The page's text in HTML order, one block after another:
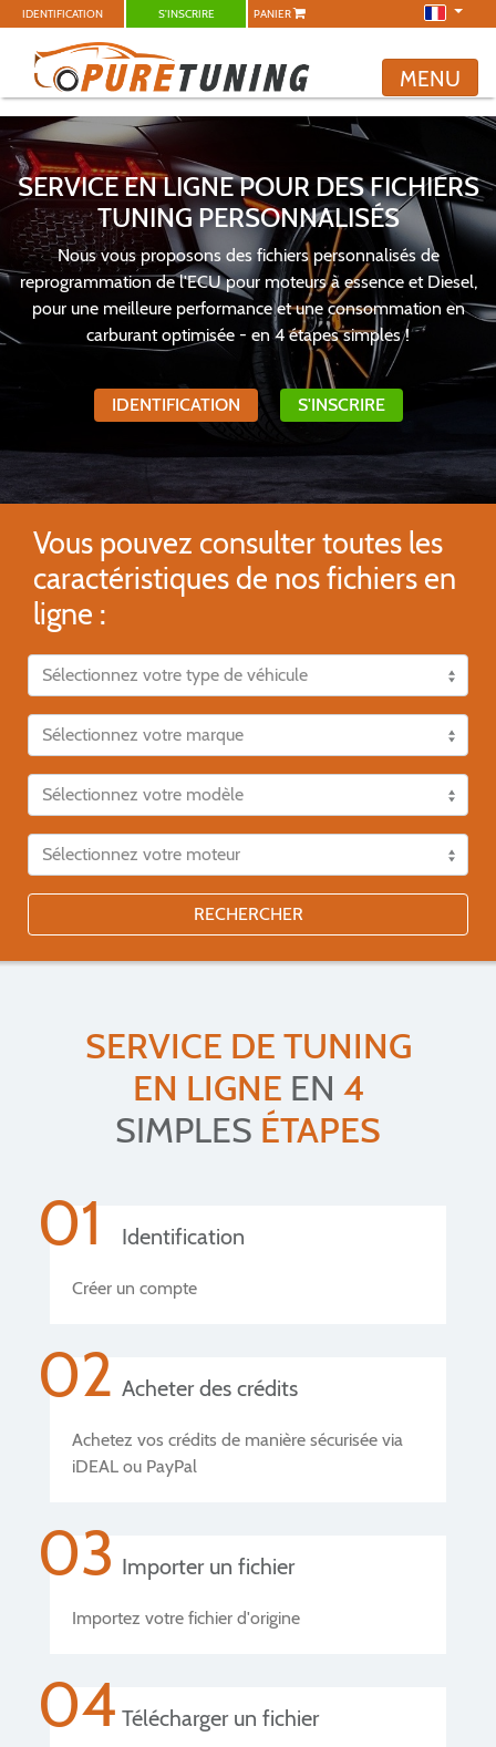
IDENTIFICATION S'INSCRIRE PANIER
MENU
SERVICE EN LIGNE POUR DES FICHIERS
TUNING PERSONNALISÉS
Nous vous proposons des fichiers personnalisés de
reprogrammation de l'ECU pour moteurs à essence et Diesel,
pour une meilleure performance et une consommation en
carburant optimisée - en 4 étapes simples !
IDENTIFICATION S'INSCRIRE
Vous pouvez consulter toutes les
caractéristiques de nos fichiers en
ligne :
RECHERCHER
SERVICE DE TUNING
EN LIGNE EN 4
SIMPLES ÉTAPES
01 Identification
Créer un compte
02 Acheter des crédits
Achetez vos crédits de manière sécurisée via
iDEAL ou PayPal
03 Importer un fichier
Importez votre fichier d'origine
04 Télécharger un fichier